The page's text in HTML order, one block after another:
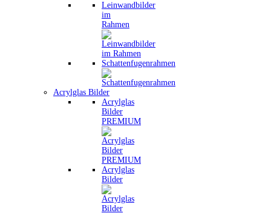
Leinwandbilder
im
Rahmen
Schattenfugenrahmen
Acrylglas Bilder
Acrylglas
Bilder
PREMIUM
Acrylglas
Bilder